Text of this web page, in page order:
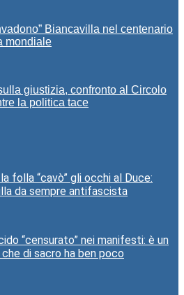
Biancavilla nel centenario
mondiale
giustizia, confronto al Circolo
la politica tace
folla “cavò” gli occhi al Duce:
da sempre antifascista
“censurato” nei manifesti: è un
di sacro ha ben poco